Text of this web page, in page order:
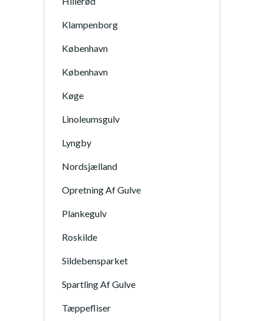
Klampenborg
København
København
Køge
Linoleumsgulv
Lyngby
Nordsjælland
Opretning Af Gulve
Plankegulv
Roskilde
Sildebensparket
Spartling Af Gulve
Tæppefliser